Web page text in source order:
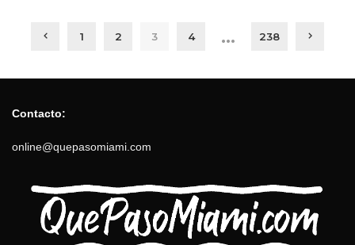
1 2 3 4 … 238
Contacto:
online@quepasomiami.com